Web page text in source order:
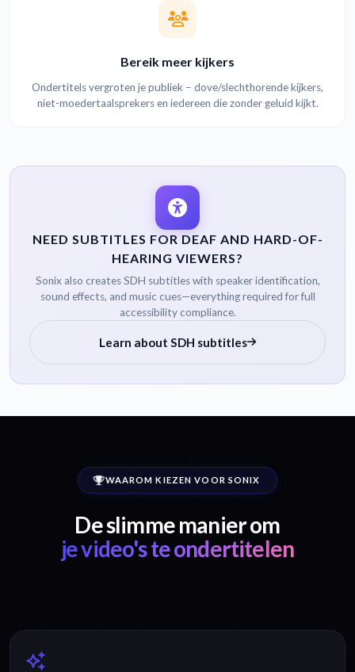
Bereik meer kijkers
Ondertitels vergroten je publiek – dove/slechthorende kijkers,
niet-moedertaalsprekers en iedereen die zonder geluid kijkt.
NEED SUBTITLES FOR DEAF AND HARD-OF-
HEARING VIEWERS?
Sonix also creates SDH subtitles with speaker identification,
sound effects, and music cues—everything required for full
accessibility compliance.
Learn about SDH subtitles
WAAROM KIEZEN VOOR SONIX
De slimme manier om
je video's te ondertitelen